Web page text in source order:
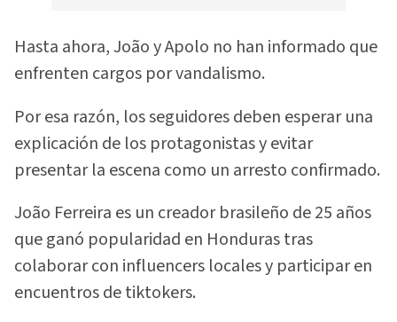
Hasta ahora, João y Apolo no han informado que
enfrenten cargos por vandalismo.
Por esa razón, los seguidores deben esperar una
explicación de los protagonistas y evitar
presentar la escena como un arresto confirmado.
João Ferreira es un creador brasileño de 25 años
que ganó popularidad en Honduras tras
colaborar con influencers locales y participar en
encuentros de tiktokers.